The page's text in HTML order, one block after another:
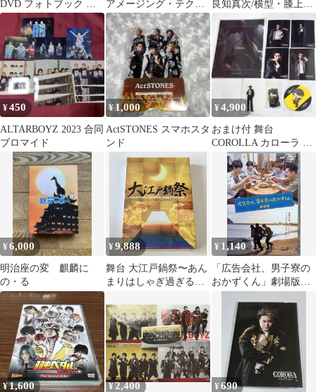
DVD フォトブック セ
ット
アメージング・テクニ
カラー・ドリームコー
ト』フライヤー8枚
良知真次/横型・膝上・
衣装黒・グレー・帽
子・右向き・目線右/中
河内雅貴×植木豪/良知
真次×大山真志 『俺
旅。in香港』完成披露
イベント
¥450
ALTARBOYZ 2023 合同
ブロマイド
¥ 1,000
ActSTONES スマホスタ
ンド
¥4,900
おまけ付 舞台
COROLLA カローラ ユ
ウヤ 滝澤諒 やっぱりス
テーキ
¥6,000
明治座の変 麒麟に
の・る
¥9,888
舞台 大江戸鍋祭〜あん
まりはしゃぎ過ぎると
新品 未開封
¥ 1,140
「広告会社、男子寮の
おかずくん」劇場版
¥1,600 ¥2,400 ¥690